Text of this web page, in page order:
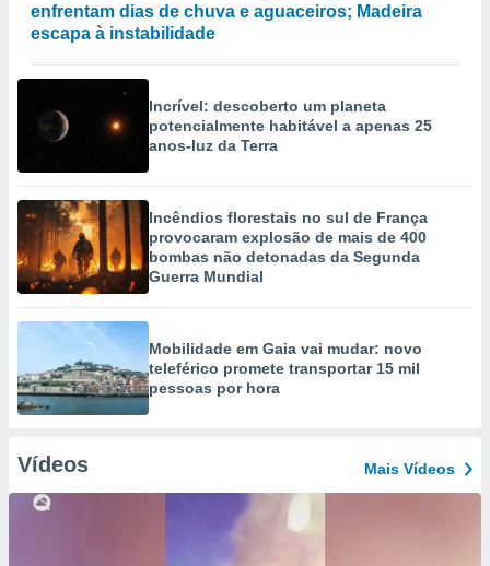
enfrentam dias de chuva e aguaceiros; Madeira
escapa à instabilidade
Incrível: descoberto um planeta
potencialmente habitável a apenas 25
anos-luz da Terra
Incêndios florestais no sul de França
provocaram explosão de mais de 400
bombas não detonadas da Segunda
Guerra Mundial
Mobilidade em Gaia vai mudar: novo
teleférico promete transportar 15 mil
pessoas por hora
Vídeos Mais Vídeos